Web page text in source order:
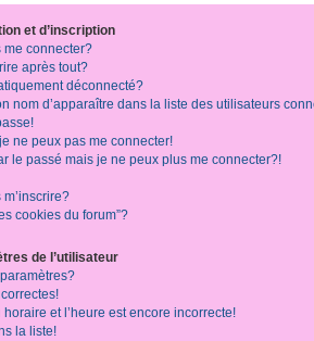
et d’inscription
me connecter?
après tout?
déconnecté?
nom d’apparaître dans la liste des utilisateurs
ne peux pas me connecter!
le passé mais je ne peux plus me connecter?!
cookies du forum”?
de l’utilisateur
et l’heure est encore incorrecte!
la liste!